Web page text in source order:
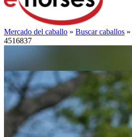
Mercado del caballo » Buscar caballos »
4516837